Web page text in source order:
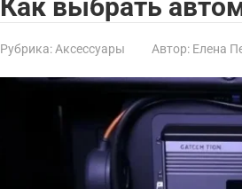
Как выбрать
Рубрика: Аксессуары Автор: Елена